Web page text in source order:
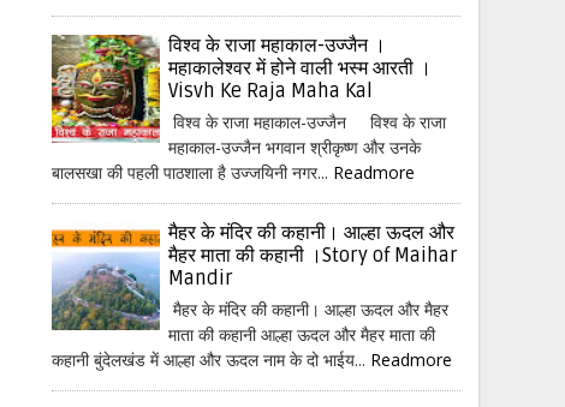
विश्व के राजा महाकाल-उज्जैन ।
महाकालेश्वर में होने वाली भस्म आरती ।
Visvh Ke Raja Maha Kal
विश्व के राजा महाकाल-उज्जैन विश्व के राजा
महाकाल-उज्जैन भगवान श्रीकृष्ण और उनके
बालसखा की पहली पाठशाला है उज्जयिनी नगर... Readmore
मैहर के मंदिर की कहानी। आल्हा ऊदल और
मैहर माता की कहानी ।Story of Maihar
Mandir
मैहर के मंदिर की कहानी। आल्हा ऊदल और मैहर
माता की कहानी आल्हा ऊदल और मैहर माता की
कहानी बुंदेलखंड में आल्हा और ऊदल नाम के दो भाईय... Readmore